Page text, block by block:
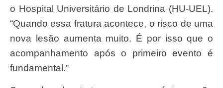
o Hospital Universitário de Londrina (HU-UEL).
“Quando essa fratura acontece, o risco de uma
nova lesão aumenta muito. É por isso que o
acompanhamento após o primeiro evento é
fundamental.”